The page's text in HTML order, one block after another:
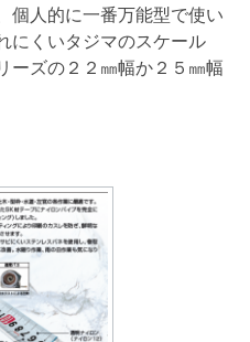
個人的に一番万能型で使い
にくいタジマのスケール
ーズの２２㎜幅か２５㎜幅